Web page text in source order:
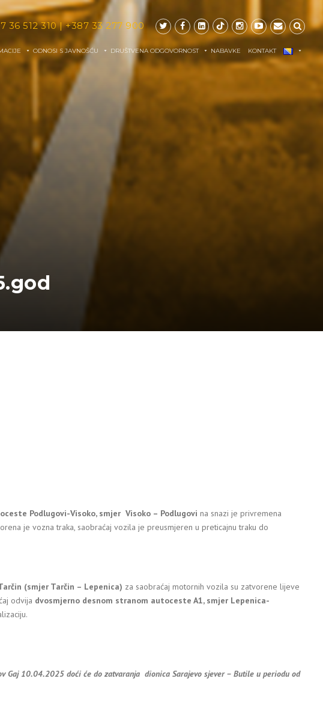
36 512 310|+387 33 277 900
ODNOSI S JAVNOŠĆU DRUŠTVENA ODGOVORNOST NABAVKE KONTAKT
Podlugovi-Visoko, smjer Visoko – Podlugovi na snazi je privremena
je vozna traka, saobraćaj vozila je preusmjeren u preticajnu traku do
(smjer Tarčin – Lepenica) za saobraćaj motornih vozila su zatvorene lijeve
odvija dvosmjerno desnom stranom autoceste A1, smjer Lepenica-
Gaj 10.04.2025 doći će do zatvaranja dionica Sarajevo sjever – Butile u periodu od